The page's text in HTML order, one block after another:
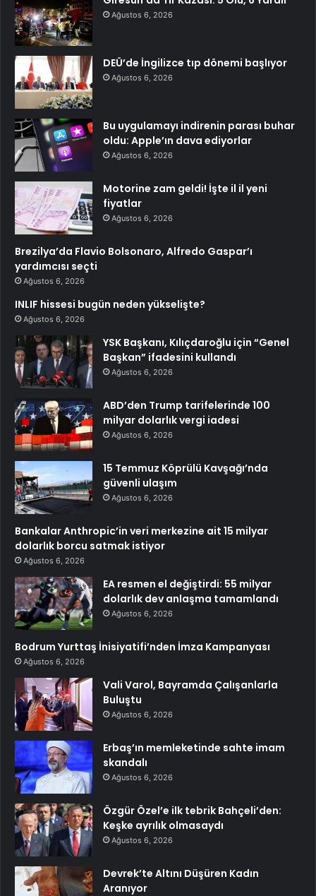
Ağustos 6, 2026
DEÜ’de İngilizce tıp dönemi başlıyor
Ağustos 6, 2026
Bu uygulamayı indirenin parası buhar
oldu: Apple’ın dava ediyorlar
Ağustos 6, 2026
Motorine zam geldi! İşte il il yeni
fiyatlar
Ağustos 6, 2026
Brezilya’da Flavio Bolsonaro, Alfredo Gaspar’ı
yardımcısı seçti
Ağustos 6, 2026
INLIF hissesi bugün neden yükselişte?
Ağustos 6, 2026
YSK Başkanı, Kılıçdaroğlu için “Genel
Başkan” ifadesini kullandı
Ağustos 6, 2026
ABD’den Trump tarifelerinde 100
milyar dolarlık vergi iadesi
Ağustos 6, 2026
15 Temmuz Köprülü Kavşağı’nda
güvenli ulaşım
Ağustos 6, 2026
Bankalar Anthropic’in veri merkezine ait 15 milyar
dolarlık borcu satmak istiyor
Ağustos 6, 2026
EA resmen el değiştirdi: 55 milyar
dolarlık dev anlaşma tamamlandı
Ağustos 6, 2026
Bodrum Yurttaş İnisiyatifi’nden İmza Kampanyası
Ağustos 6, 2026
Vali Varol, Bayramda Çalışanlarla
Buluştu
Ağustos 6, 2026
Erbaş’ın memleketinde sahte imam
skandalı
Ağustos 6, 2026
Özgür Özel’e ilk tebrik Bahçeli’den:
Keşke ayrılık olmasaydı
Ağustos 6, 2026
Devrek’te Altını Düşüren Kadın
Aranıyor